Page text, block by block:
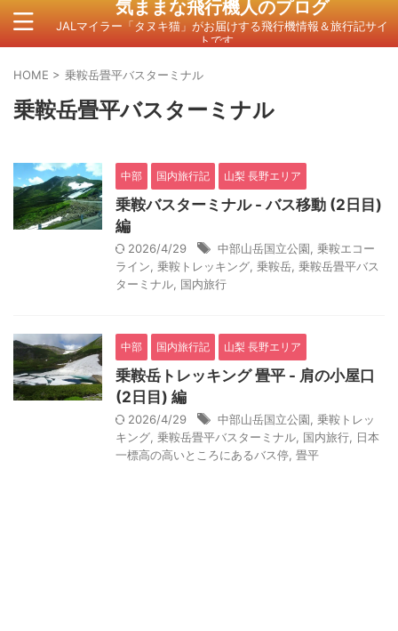
気ままな飛行機人のプログ
JALマイラー「タヌキ猫」がお届けする飛行機情報＆旅行記サイ
トです。
HOME > 乗鞍岳畳平バスターミナル
乗鞍岳畳平バスターミナル
中部 国内旅行記 山梨 長野エリア
乗鞍バスターミナル - バス移動 (2日目)
編
2026/4/29 中部山岳国立公園 乗鞍エコー
ライン 乗鞍トレッキング 乗鞍岳 乗鞍岳畳平バス
ターミナル 国内旅行
中部 国内旅行記 山梨 長野エリア
乗鞍岳トレッキング 畳平 - 肩の小屋口
(2日目) 編
2026/4/29 中部山岳国立公園 乗鞍トレッ
キング 乗鞍岳畳平バスターミナル 国内旅行
日本
一標高の高いところにあるバス停 畳平